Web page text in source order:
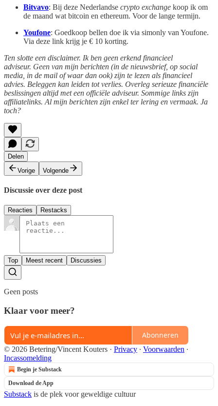
Bitvavo: Bij deze Nederlandse crypto exchange koop ik om
de maand wat bitcoin en ethereum. Voor de lange termijn.
Youfone: Goedkoop bellen doe ik via simonly van Youfone.
Via deze link krijg je € 10 korting.
Ten slotte een disclaimer. Ik ben geen erkend financieel
adviseur. Geen van mijn berichten (in de nieuwsbrief, op social
media, in de mail of waar dan ook) zijn te lezen als financieel
advies. Beleggen kan leiden tot verlies. Overleg serieuze financiële
beslissingen altijd met een officiële adviseur. Sommige links zijn
affiliatelinks. Al mijn berichten zijn enkel ter lering en vermaak. Ja
toch?
Delen
Vorige
Volgende
Discussie over deze post
Reacties Restacks
Top Meest recent Discussies
Geen posts
Klaar voor meer?
Abonneren
© 2026 Betering/Vincent Kouters · Privacy ∙ Voorwaarden ∙
Incassomelding
Begin je Substack
Download de App
Substack is de plek voor geweldige cultuur